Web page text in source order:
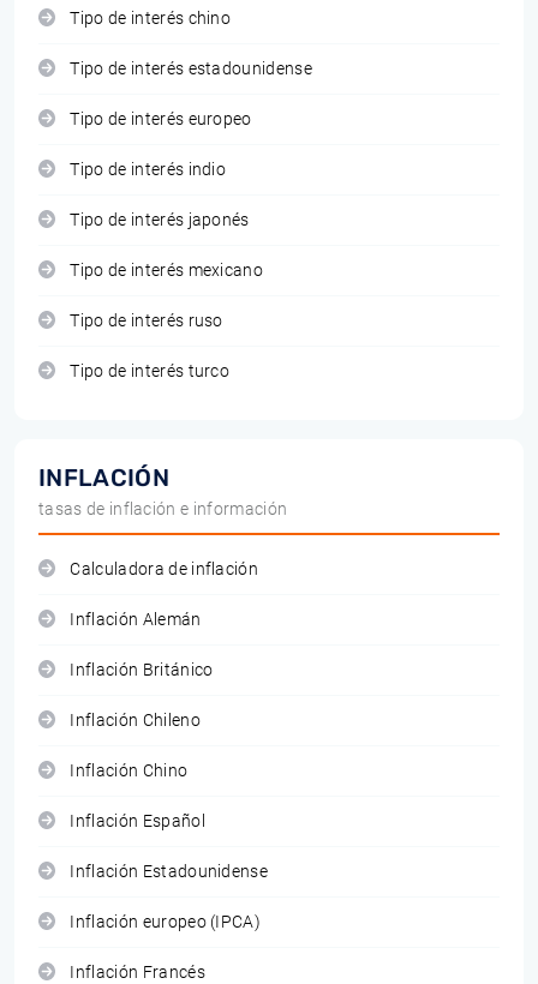
Tipo de interés chino
Tipo de interés estadounidense
Tipo de interés europeo
Tipo de interés indio
Tipo de interés japonés
Tipo de interés mexicano
Tipo de interés ruso
Tipo de interés turco
INFLACIÓN
tasas de inflación e información
Calculadora de inflación
Inflación Alemán
Inflación Británico
Inflación Chileno
Inflación Chino
Inflación Español
Inflación Estadounidense
Inflación europeo (IPCA)
Inflación Francés